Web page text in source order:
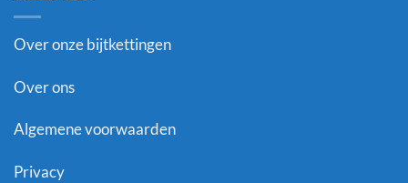
Over onze bijtkettingen
Over ons
Algemene voorwaarden
Privacy